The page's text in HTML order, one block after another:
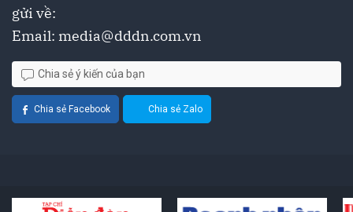
gửi về:
Email: media@dddn.com.vn
Chia sẻ ý kiến của bạn
Chia sẻ Facebook Chia sẻ Zalo